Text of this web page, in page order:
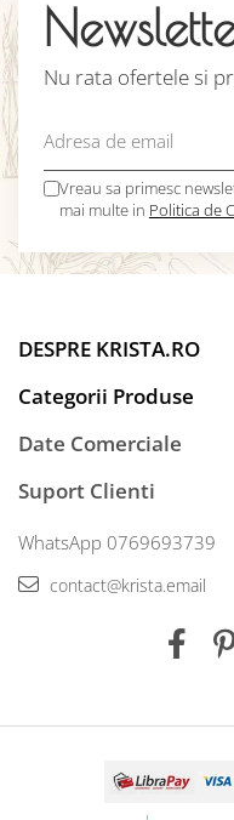
Nu rata ofertele si
Vreau sa primesc
mai multe in Politica de
DESPRE KRISTA.RO
Categorii Produse
Date Comerciale
Suport Clienti
WhatsApp 0769693739
contact@krista.email